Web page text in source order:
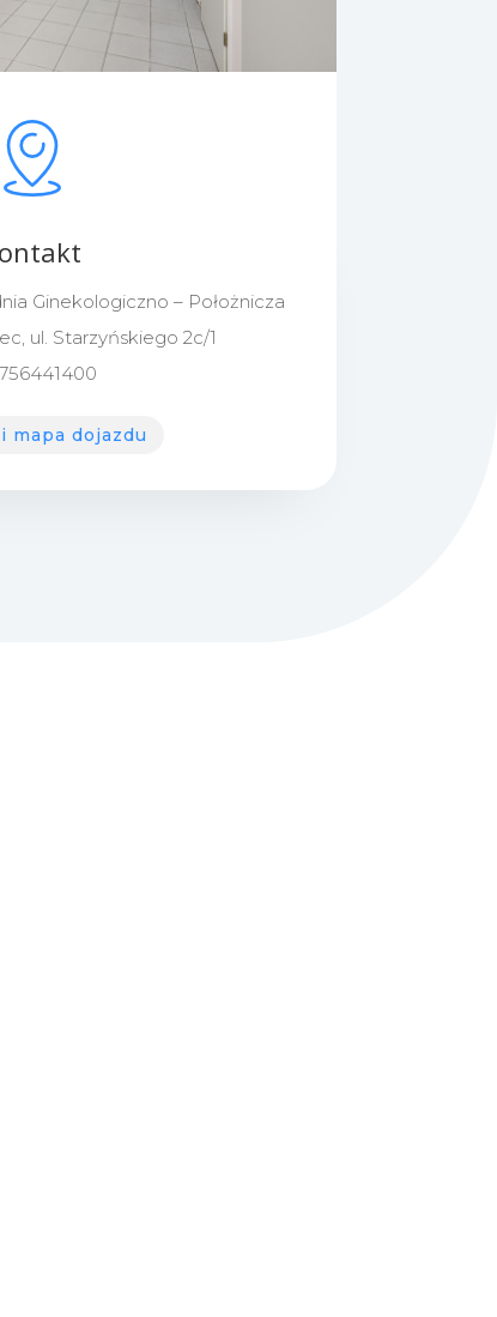
Ginekologiczno – Położnicza
ul. Starzyńskiego 2c/1
mapa dojazdu